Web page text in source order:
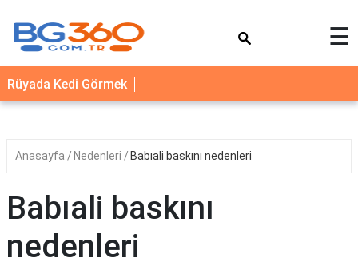
YEMEK
TARİFLERİ
SAĞLIK
İLETİŞİM
☰
Rüyada Kedi Görmek
Anasayfa Nedenleri Babıali baskını nedenleri
Babıali baskını
nedenleri